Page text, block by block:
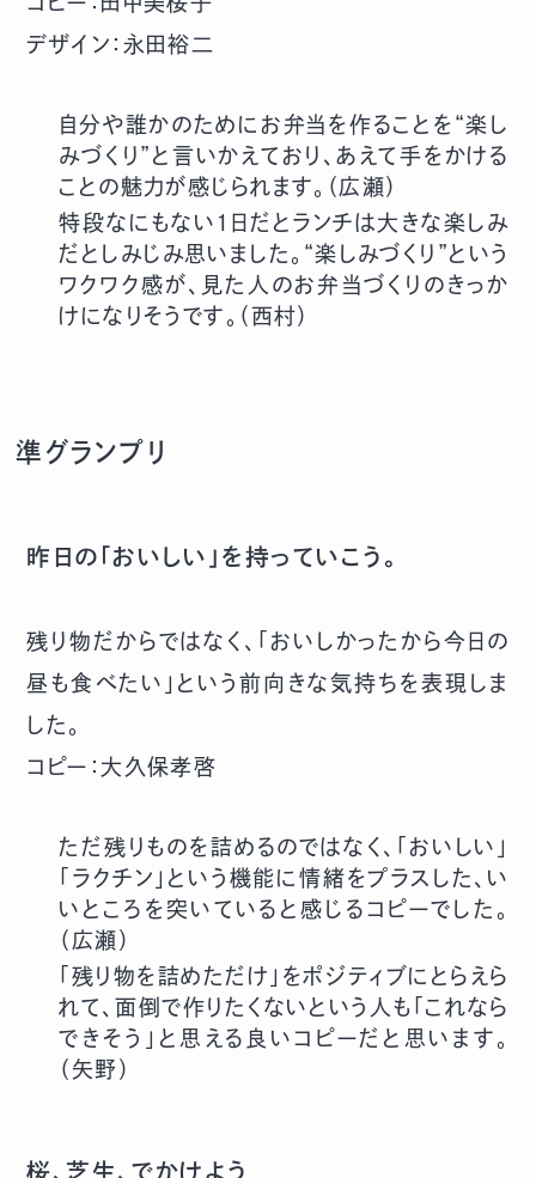
デザイン：永田裕二
自分や誰かのためにお弁当を作ることを“楽し
みづくり”と言いかえており、あえて手をかける
ことの魅力が感じられます。（広瀬）
特段なにもない1日だとランチは大きな楽しみ
だとしみじみ思いました。“楽しみづくり”という
ワクワク感が、見た人のお弁当づくりのきっか
けになりそうです。（西村）
準グランプリ
昨日の「おいしい」を持っていこう。
残り物だからではなく、「おいしかったから今日の
昼も食べたい」という前向きな気持ちを表現しま
した。
コピー：大久保孝啓
ただ残りものを詰めるのではなく、「おいしい」
「ラクチン」という機能に情緒をプラスした、い
いところを突いていると感じるコピーでした。
（広瀬）
「残り物を詰めただけ」をポジティブにとらえら
れて、面倒で作りたくないという人も「これなら
できそう」と思える良いコピーだと思います。
（矢野）
桜、芝生、でかけよう